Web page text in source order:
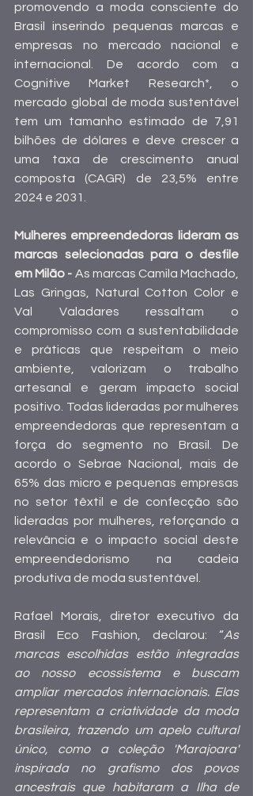
promovendo a moda consciente do
Brasil inserindo pequenas marcas e
empresas no mercado nacional e
internacional. De acordo com a
Cognitive Market Research*, o
mercado global de moda sustentável
tem um tamanho estimado de 7,91
bilhões de dólares e deve crescer a
uma taxa de crescimento anual
composta (CAGR) de 23,5% entre
2024 e 2031.
Mulheres empreendedoras lideram as
marcas selecionadas para o desfile
em Milão - As marcas Camila Machado,
Las Gringas, Natural Cotton Color e
Val Valadares ressaltam o
compromisso com a sustentabilidade
e práticas que respeitam o meio
ambiente, valorizam o trabalho
artesanal e geram impacto social
positivo. Todas lideradas por mulheres
empreendedoras que representam a
força do segmento no Brasil. De
acordo o Sebrae Nacional, mais de
65% das micro e pequenas empresas
no setor têxtil e de confecção são
lideradas por mulheres, reforçando a
relevância e o impacto social deste
empreendedorismo na cadeia
produtiva de moda sustentável.
Rafael Morais, diretor executivo da
Brasil Eco Fashion, declarou: “As
marcas escolhidas estão integradas
ao nosso ecossistema e buscam
ampliar mercados internacionais. Elas
representam a criatividade da moda
brasileira, trazendo um apelo cultural
único, como a coleção 'Marajoara'
inspirada no grafismo dos povos
ancestrais que habitaram a Ilha de